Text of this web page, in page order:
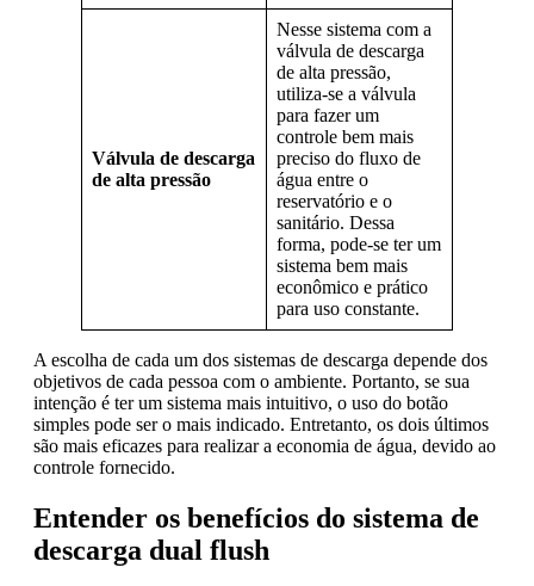
Válvula de descarga
de alta pressão
Nesse sistema com a
válvula de descarga
de alta pressão,
utiliza-se a válvula
para fazer um
controle bem mais
preciso do fluxo de
água entre o
reservatório e o
sanitário. Dessa
forma, pode-se ter um
sistema bem mais
econômico e prático
para uso constante.
A escolha de cada um dos sistemas de descarga depende dos
objetivos de cada pessoa com o ambiente. Portanto, se sua
intenção é ter um sistema mais intuitivo, o uso do botão
simples pode ser o mais indicado. Entretanto, os dois últimos
são mais eficazes para realizar a economia de água, devido ao
controle fornecido.
Entender os benefícios do sistema de
descarga dual flush